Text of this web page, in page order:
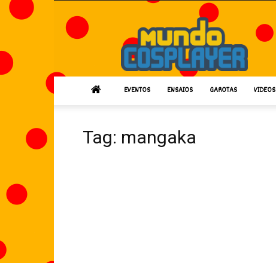
Cosplayer
EVENTOS ENSAIOS GAROTAS VIDEOS
Tag: mangaka